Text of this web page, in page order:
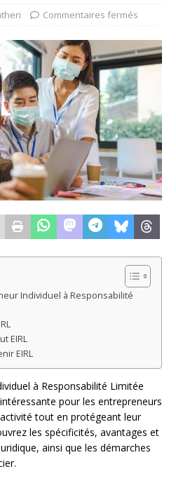
Commentaires fermés
Individuel à Responsabilité
EIRL
EIRL
à Responsabilité Limitée
pour les entrepreneurs
tout en protégeant leur
les spécificités, avantages et
ainsi que les démarches